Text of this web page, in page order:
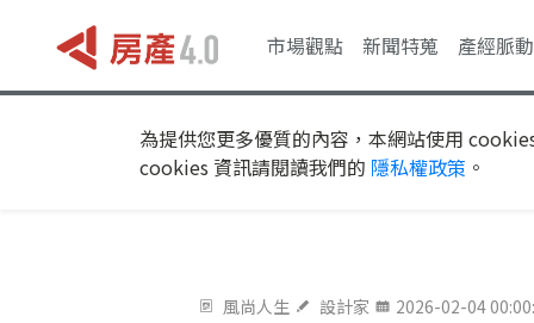
市場觀點 新聞特蒐 產經脈動
為提供您更多優質的內容，本網站使用
cookies 資訊請閱讀我們的 隱私權政策 。
風尚人生 設計家 2026-02-04